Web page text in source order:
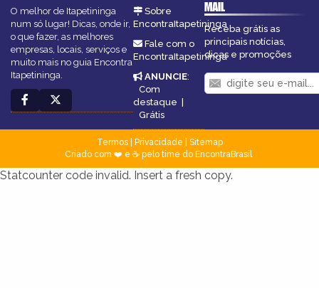
O melhor de Itapetininga
num só lugar! Dicas, onde ir,
o que fazer, as melhores
empresas, locais, serviços e
muito mais no guia Encontra
Itapetininga.
Sobre
EncontraItapetininga
Fale com o
EncontraItapetininga
ANUNCIE:
Com
destaque |
Grátis
MAIL
Receba grátis as
principais notícias,
dicas e promoções
Termos| Privacidade
Sitemap
Criado com ❤️ e ☕ pelo time do EncontraBrasil
Statcounter code invalid. Insert a fresh copy.